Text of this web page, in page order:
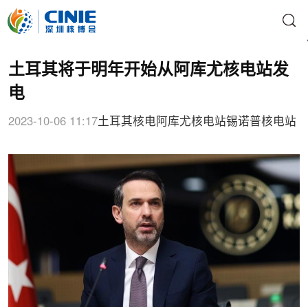
土耳其将于明年开始从阿库尤核电站发
电
2023-10-06 11:17土耳其核电 阿库尤核电站锡诺普核电站